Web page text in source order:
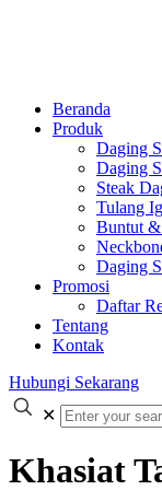
Beranda
Produk
Daging
Daging
Steak
Tulang
Buntut
Daging
Promosi
Daftar
Tentang
Kontak
Hubungi Sekarang
✕
Khasiat